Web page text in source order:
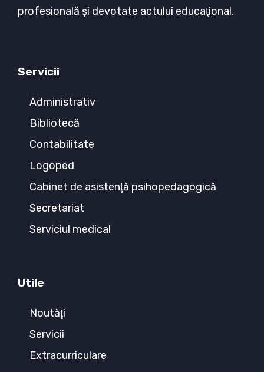
profesională şi devotate actului educaţional.
Servicii
Administrativ
Bibliotecă
Contabilitate
Logoped
Cabinet de asistenţă psihopedagogică
Secretariat
Serviciul medical
Utile
Noutăţi
Servicii
Extracurriculare